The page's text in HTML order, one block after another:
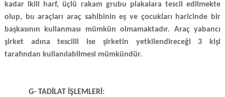
kadar ikili harf, üçlü rakam grubu plakalara tescil edilmekte
olup, bu araçları araç sahibinin eş ve çocukları haricinde bir
başkasının kullanması mümkün olmamaktadır. Araç yabancı
şirket adına tescilli ise şirketin yetkilendireceği 3 kişi
tarafından kullanılabilmesi mümkündür.
G- TADİLAT İŞLEMLERİ: